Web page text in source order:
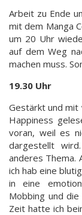
Arbeit zu Ende
mit dem Manga
um 20 Uhr
auf dem Weg
machen muss.
19.30 Uhr
Gestärkt und mit
Happiness
voran, weil es
dargestellt
anderes Thema.
ich hab eine
in eine
Mobbing und die
Zeit hatte ich